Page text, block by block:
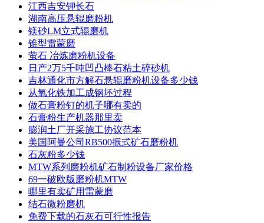
江西吉安钾长石
湖南高压悬辊磨粉机
镁砂LM立式辊磨机
锥型雷蒙磨
萤石 冶炼磨粉机设备
日产2万5千吨凹凸棒石粘土碎砂机
吉林通化市方解石悬辊磨粉机设备多少钱
从氧化铁加工成钢坯过程
做石膏粉钉的机子哪有卖的
石膏粉生产机器那里卖
膨润土厂开采施工协议范本
美国阿曼公司RB500振式矿石磨粉机
石灰粉多少钱
MTW系列磨粉机矿石制粉设备厂家价格
69一破欧版磨粉机MTW
哪里有卖矿用雷蒙磨
结石微粉磨机
免费下载的石灰石可行性报告